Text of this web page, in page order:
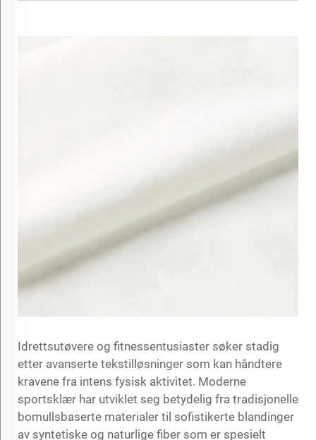
Idrettsutøvere og fitnessentusiaster søker stadig
etter avanserte tekstilløsninger som kan håndtere
kravene fra intens fysisk aktivitet. Moderne
sportsklær har utviklet seg betydelig fra tradisjonelle
bomullsbaserte materialer til sofistikerte blandinger
av syntetiske og naturlige fiber som er spesielt